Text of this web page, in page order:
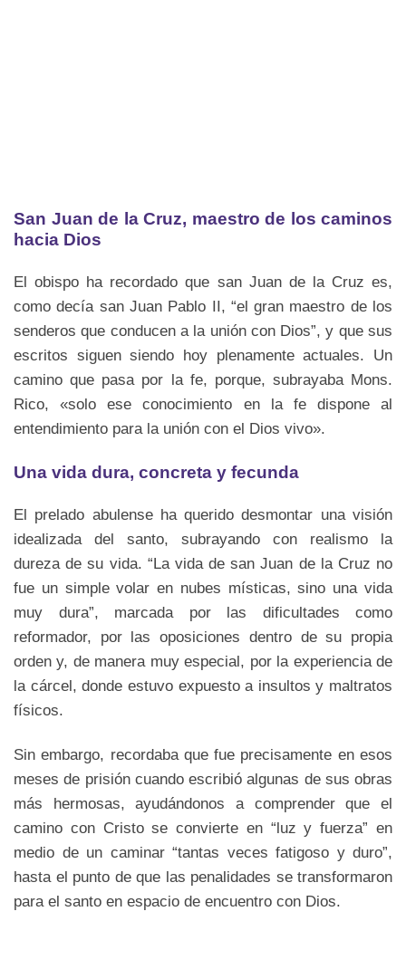
San Juan de la Cruz, maestro de los caminos
hacia Dios
El obispo ha recordado que san Juan de la Cruz es,
como decía san Juan Pablo II, “el gran maestro de los
senderos que conducen a la unión con Dios”, y que sus
escritos siguen siendo hoy plenamente actuales. Un
camino que pasa por la fe, porque, subrayaba Mons.
Rico, «solo ese conocimiento en la fe dispone al
entendimiento para la unión con el Dios vivo».
Una vida dura, concreta y fecunda
El prelado abulense ha querido desmontar una visión
idealizada del santo, subrayando con realismo la
dureza de su vida. “La vida de san Juan de la Cruz no
fue un simple volar en nubes místicas, sino una vida
muy dura”, marcada por las dificultades como
reformador, por las oposiciones dentro de su propia
orden y, de manera muy especial, por la experiencia de
la cárcel, donde estuvo expuesto a insultos y maltratos
físicos.
Sin embargo, recordaba que fue precisamente en esos
meses de prisión cuando escribió algunas de sus obras
más hermosas, ayudándonos a comprender que el
camino con Cristo se convierte en “luz y fuerza” en
medio de un caminar “tantas veces fatigoso y duro”,
hasta el punto de que las penalidades se transformaron
para el santo en espacio de encuentro con Dios.